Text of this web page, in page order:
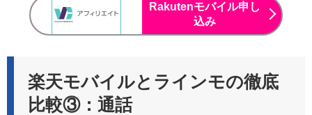
Rakutenモバイル申し
込み
楽天モバイルとラインモの徹底
比較③：通話